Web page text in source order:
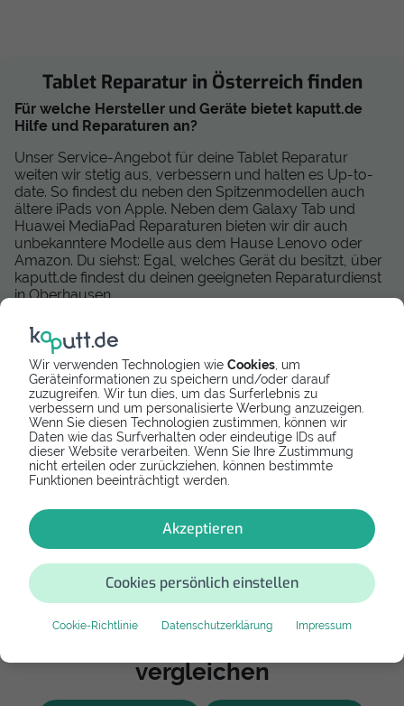
Wir verwenden Technologien wie Cookies , um
Geräteinformationen zu speichern und/oder darauf
zuzugreifen. Wir tun dies, um das Surferlebnis zu
verbessern und um personalisierte Werbung anzuzeigen.
Wenn Sie diesen Technologien zustimmen, können wir
Daten wie das Surfverhalten oder eindeutige IDs auf
dieser Website verarbeiten. Wenn Sie Ihre Zustimmung
nicht erteilen oder zurückziehen, können bestimmte
Funktionen beeinträchtigt werden.
Akzeptieren
Cookies persönlich einstellen
Cookie-Richtlinie Datenschutzerklärung Impressum
Tablet Reparatur in Österreich finden
Für welche Hersteller und Geräte bietet kaputt.de
Hilfe und Reparaturen an?
Unser Service-Angebot für deine Tablet Reparatur
weiten wir stetig aus, verbessern und halten es Up-to-
date. So findest du neben den Spitzenmodellen auch
ältere iPads von Apple. Neben dem Galaxy Tab und
Huawei MediaPad Reparaturen bieten wir dir auch
unbekanntere Modelle aus dem Hause Lenovo oder
Amazon. Du siehst: Egal, welches Gerät du besitzt, über
kaputt.de findest du deinen geeigneten Reparaturdienst
in Oberhausen.
Mittlerweile können wir deutschlandweit eine große Zahl
zuverlässiger und geprüfter Reparatur-Dienstleister
anbieten, die eine schnelle und kompetente Tablet
Reparatur durchführen. Wir arbeiten zudem daran,
unseren Anbieter-Service auszubauen und dir auch in
Österreich passendende Tablet Services anzubieten.
Momentan können wir dir die folgenden Reparaturen in
Österreich vermitteln:
Tabletreparatur Wien
Tabletreparatur in Innsbruck
Tabletreparatur in Salzburg
Tabletreparatur in Linz
vergleichen